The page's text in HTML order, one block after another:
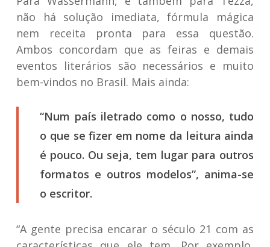
não há solução imediata, fórmula mágica
nem receita pronta para essa questão.
Ambos concordam que as feiras e demais
eventos literários são necessários e muito
bem-vindos no Brasil. Mais ainda:
“Num país iletrado como o nosso, tudo
o que se fizer em nome da leitura ainda
é pouco. Ou seja, tem lugar para outros
formatos e outros modelos”, anima-se
o escritor.
“A gente precisa encarar o século 21 com as